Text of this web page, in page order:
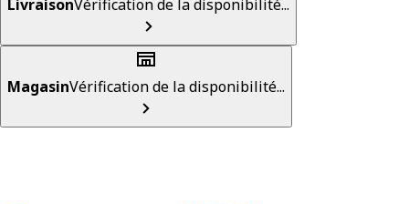
LivraisonVérification de la disponibilité...
MagasinVérification de la disponibilité...